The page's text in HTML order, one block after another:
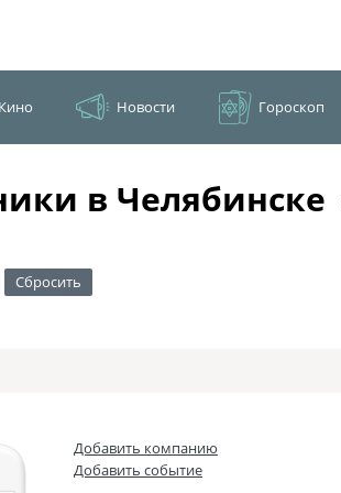
Кино Новости Гороскоп
в Челябинске
Сбросить
Добавить компанию
Добавить событие